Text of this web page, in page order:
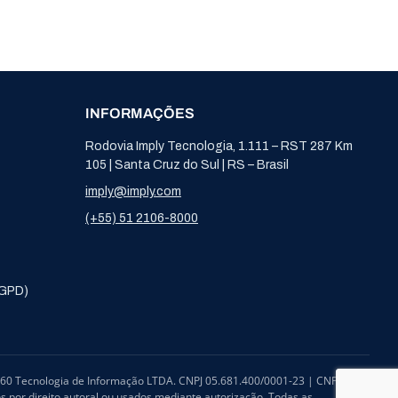
INFORMAÇÕES
Rodovia Imply Tecnologia, 1.111 – RST 287 Km
105 | Santa Cruz do Sul | RS – Brasil
imply@imply.com
(+55) 51 2106-8000
de Informação LTDA. CNPJ 05.681.400/0001-23 | CNPJ